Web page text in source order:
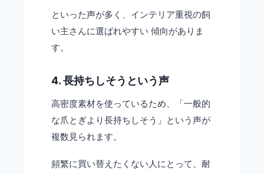
といった声が多く、インテリア重視の飼
い主さんに選ばれやすい 傾向がありま
す。
4. 長持ちしそうという声
高密度素材を使っているため、「一般的
な爪とぎより長持ちしそう」という声が
複数見られます。
頻繁に買い替えたくない人にとって、耐